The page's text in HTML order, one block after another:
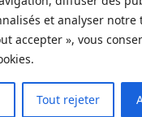
et analyser notre
accepter », vous
Tout rejeter
Générales de Vente